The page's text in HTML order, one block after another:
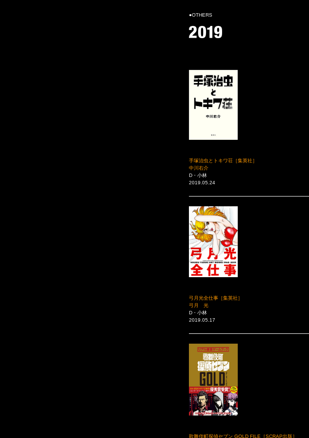
●OTHERS
手塚治虫とトキワ荘［集英社］
中川右介
D・小林
2019.05.24
弓月光全仕事［集英社］
弓月 光
D・小林
2019.05.17
歌舞伎町探偵セブン GOLD FILE［SCRAP出版］